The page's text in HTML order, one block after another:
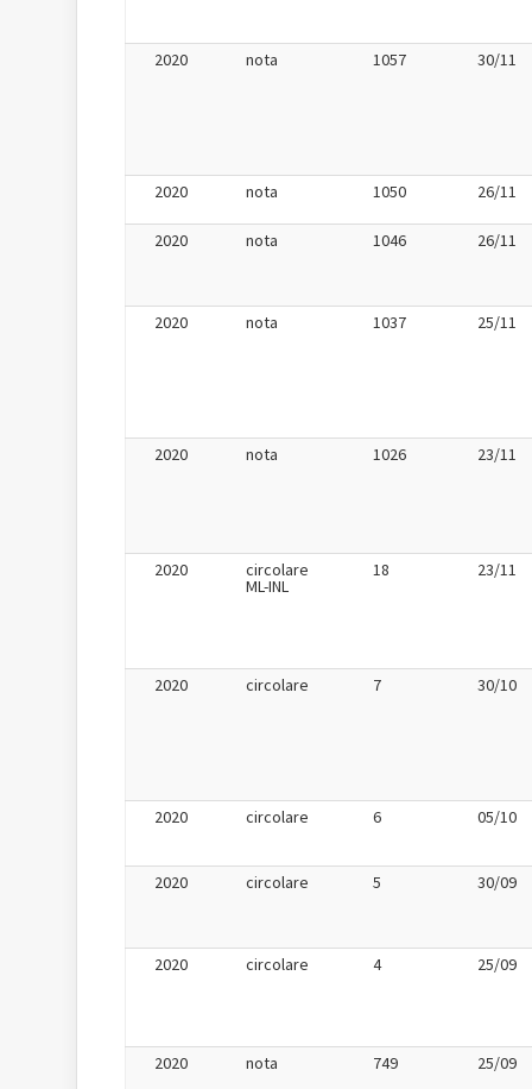
2020 nota 1057 30/11
2020 nota 1050 26/11
2020 nota 1046 26/11
2020 nota 1037 25/11
2020 nota 1026 23/11
2020 circolare
ML-INL
18 23/11
2020 circolare 7 30/10
2020 circolare 6 05/10
2020 circolare 5 30/09
2020 circolare 4 25/09
2020 nota 749 25/09